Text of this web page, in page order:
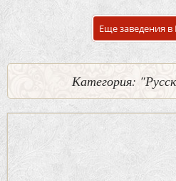
Еще заведения
Категория: